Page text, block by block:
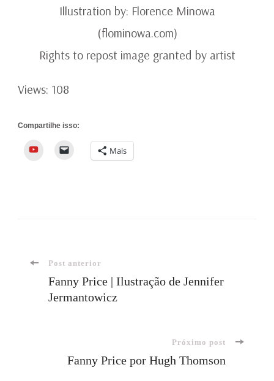
Illustration by: Florence Minowa
(flominowa.com)
Rights to repost image granted by artist
Views: 108
Compartilhe isso:
YouTube Mais
Navegação
Post anterior
Fanny Price | Ilustração de Jennifer
Jermantowicz
Próximo post
Fanny Price por Hugh Thomson